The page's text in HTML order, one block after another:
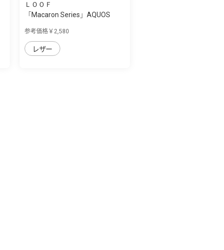
ＬＯＯＦ
「Macaron Series」AQUOS
参考価格￥2,580
レザー